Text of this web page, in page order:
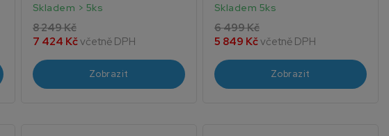
Skladem > 5ks
8 249 Kč
7 424 Kčvčetně DPH
Zobrazit
Skladem 5ks
6 499 Kč
5 849 Kčvčetně DPH
Zobrazit